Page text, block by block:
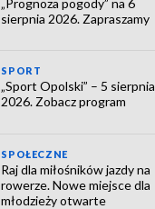
sierpnia 2026. Zapraszamy
SPORT
„Sport Opolski” – 5 sierpnia
2026. Zobacz program
SPOŁECZNE
Raj dla miłośników jazdy na
rowerze. Nowe miejsce dla
młodzieży otwarte